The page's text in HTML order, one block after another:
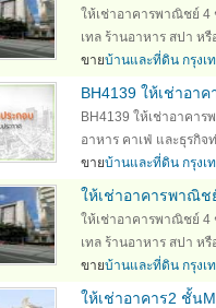
ให้เช่าอาคารพาณิชย์ 4
เทล ร้านอาหาร สปา หรื
ขายบ้านและที่ดิน กรุงเ
BH4139 ให้เช่าอา
BH4139 ให้เช่าอาคาร
อาหาร คาเฟ่ และธุรกิจ
ขายบ้านและที่ดิน กรุงเ
ให้เช่าอาคารพาณิช
ให้เช่าอาคารพาณิชย์ 4
เทล ร้านอาหาร สปา หรื
ขายบ้านและที่ดิน กรุงเ
ให้เช่าอาคาร2 ชั้น